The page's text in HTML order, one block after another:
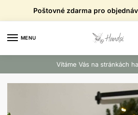
Poštovné zdarma pro
MENU
Vítáme Vás na stránkách